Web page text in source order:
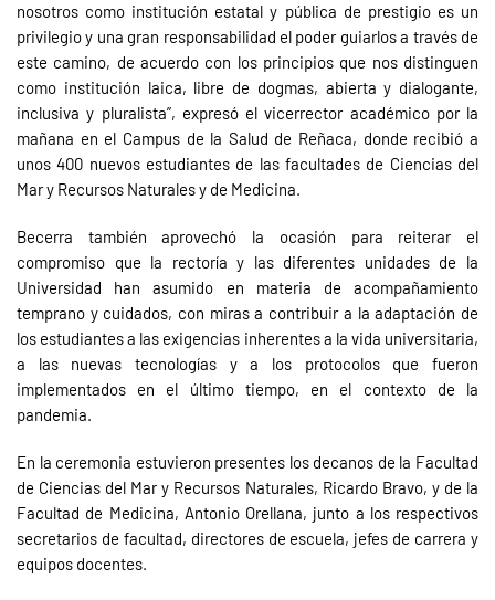
nosotros como institución estatal y pública de prestigio es un
privilegio y una gran responsabilidad el poder guiarlos a través de
este camino, de acuerdo con los principios que nos distinguen
como institución laica, libre de dogmas, abierta y dialogante,
inclusiva y pluralista”, expresó el vicerrector académico por la
mañana en el Campus de la Salud de Reñaca, donde recibió a
unos 400 nuevos estudiantes de las facultades de Ciencias del
Mar y Recursos Naturales y de Medicina.
Becerra también aprovechó la ocasión para reiterar el
compromiso que la rectoría y las diferentes unidades de la
Universidad han asumido en materia de acompañamiento
temprano y cuidados, con miras a contribuir a la adaptación de
los estudiantes a las exigencias inherentes a la vida universitaria,
a las nuevas tecnologías y a los protocolos que fueron
implementados en el último tiempo, en el contexto de la
pandemia.
En la ceremonia estuvieron presentes los decanos de la Facultad
de Ciencias del Mar y Recursos Naturales, Ricardo Bravo, y de la
Facultad de Medicina, Antonio Orellana, junto a los respectivos
secretarios de facultad, directores de escuela, jefes de carrera y
equipos docentes.